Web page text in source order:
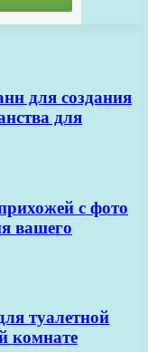
для создания
для
с фото
вашего
туалетной
комнате